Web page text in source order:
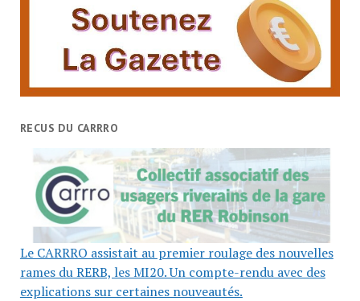
RECUS DU CARRRO
Le CARRRO assistait au premier roulage des nouvelles
rames du RERB, les MI20. Un compte-rendu avec des
explications sur certaines nouveautés.